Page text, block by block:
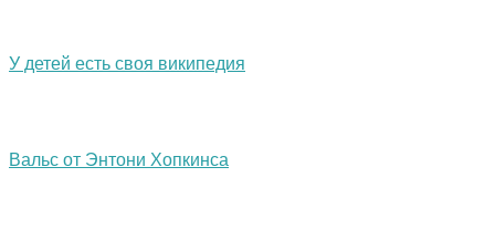
У детей есть своя википедия
Вальс от Энтони Хопкинса